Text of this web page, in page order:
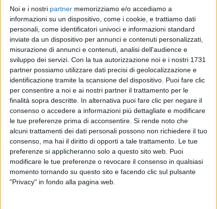
Noi e i nostri partner memorizziamo e/o accediamo a
informazioni su un dispositivo, come i cookie, e trattiamo dati
personali, come identificatori univoci e informazioni standard
inviate da un dispositivo per annunci e contenuti personalizzati,
misurazione di annunci e contenuti, analisi dell'audience e
sviluppo dei servizi. Con la tua autorizzazione noi e i nostri 1731
partner possiamo utilizzare dati precisi di geolocalizzazione e
identificazione tramite la scansione del dispositivo. Puoi fare clic
per consentire a noi e ai nostri partner il trattamento per le
finalità sopra descritte. In alternativa puoi fare clic per negare il
consenso o accedere a informazioni più dettagliate e modificare
le tue preferenze prima di acconsentire. Si rende noto che
alcuni trattamenti dei dati personali possono non richiedere il tuo
consenso, ma hai il diritto di opporti a tale trattamento. Le tue
preferenze si applicheranno solo a questo sito web. Puoi
modificare le tue preferenze o revocare il consenso in qualsiasi
momento tornando su questo sito e facendo clic sul pulsante
"Privacy" in fondo alla pagina web.
03 mag 2020
Mentale strumentale è l'album più
avventuroso dei Subsonica: ecco i visual
Nato nel 2004, esce 16 anni dopo. Decollo - Voce
Off è il primo video
Chi siamo Contattaci
Privacy